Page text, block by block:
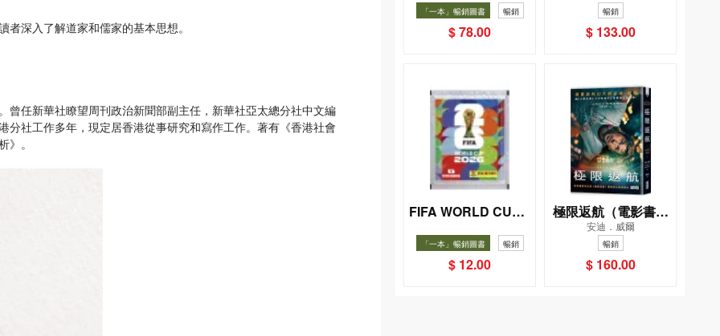
深入了解道家和儒家的基本思想。
曾任新華社瞭望周刊政治新聞部副主任，新華社亞太總分社中文編
分社工作多年，現定居香港從事研究和寫作工作。著有《香港社會
。
「一本」暢銷圖書 暢銷
$ 78.00
事
暢銷
$ 133.00
FIFA WORLD CUP 2
貼紙包）
「一本」暢銷圖書 暢銷
$ 12.00
極限返航（電影書衣
典藏版）（獨家收錄
作者訪談）
安迪．威爾
暢銷
$ 160.00